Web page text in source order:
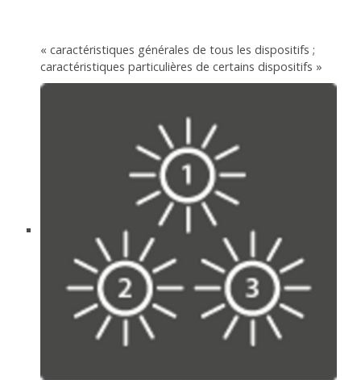
« caractéristiques générales de tous les dispositifs ;
caractéristiques particulières de certains dispositifs »